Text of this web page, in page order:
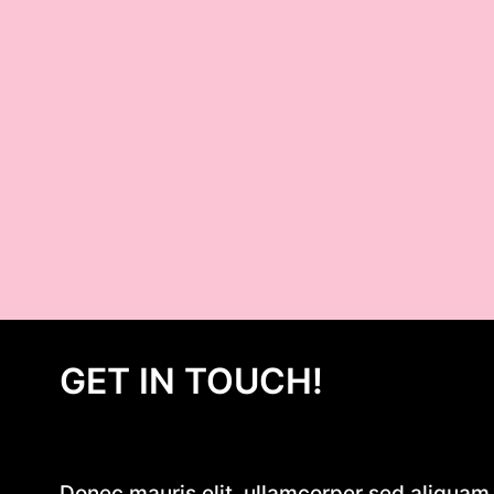
GET IN TOUCH!